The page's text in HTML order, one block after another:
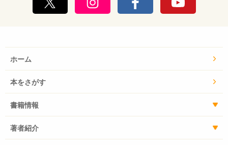
ホーム
本をさがす
書籍情報
著者紹介